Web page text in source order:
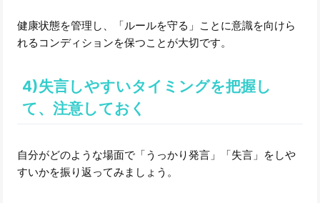
健康状態を管理し、「ルールを守る」ことに意識を向けら
れるコンディションを保つことが大切です。
4)失言しやすいタイミングを把握し
て、注意しておく
自分がどのような場面で「うっかり発言」「失言」をしや
すいかを振り返ってみましょう。